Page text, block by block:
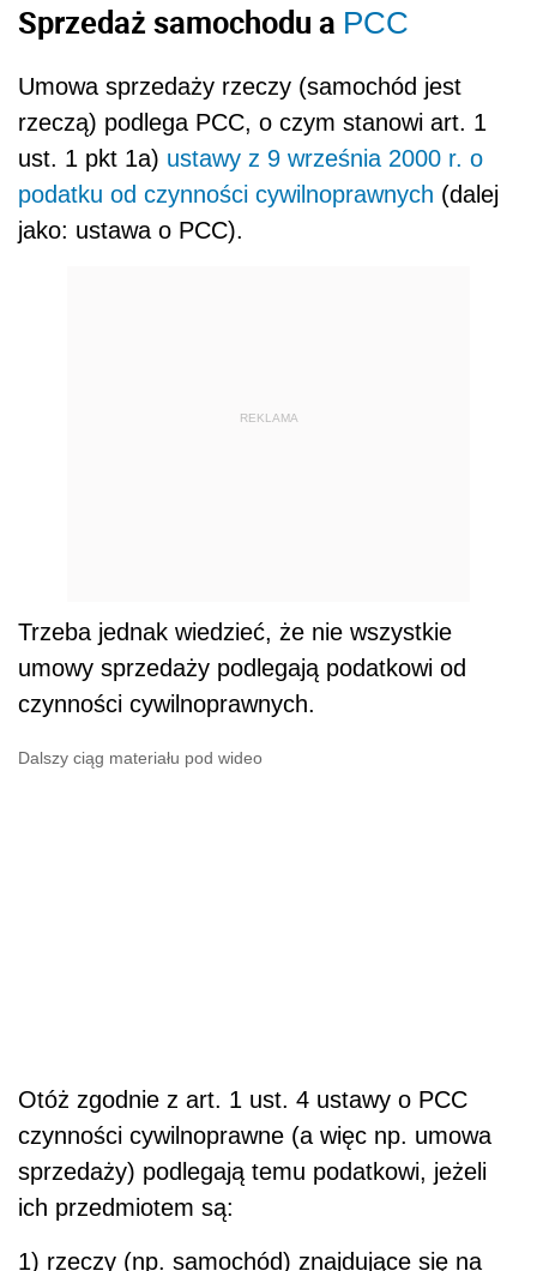
Sprzedaż samochodu a PCC
Umowa sprzedaży rzeczy (samochód jest
rzeczą) podlega PCC, o czym stanowi art. 1
ust. 1 pkt 1a) ustawy z 9 września 2000 r. o
podatku od czynności cywilnoprawnych (dalej
jako: ustawa o PCC).
REKLAMA
Trzeba jednak wiedzieć, że nie wszystkie
umowy sprzedaży podlegają podatkowi od
czynności cywilnoprawnych.
Dalszy ciąg materiału pod wideo
Otóż zgodnie z art. 1 ust. 4 ustawy o PCC
czynności cywilnoprawne (a więc np. umowa
sprzedaży) podlegają temu podatkowi, jeżeli
ich przedmiotem są:
1) rzeczy (np. samochód) znajdujące się na